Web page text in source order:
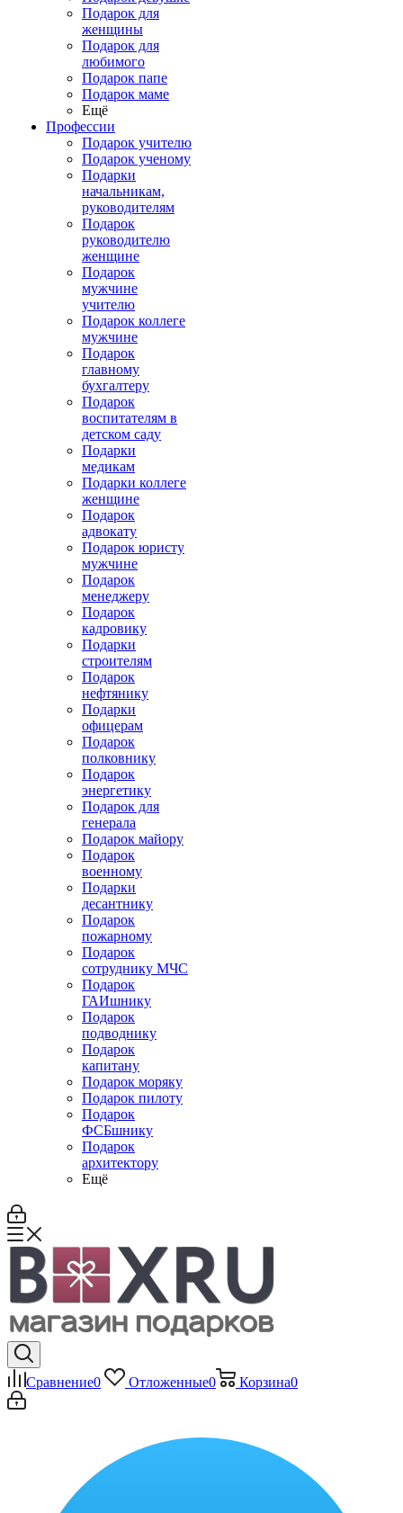
Подарок для
женщины
Подарок для
любимого
Подарок папе
Подарок маме
Ещё
Профессии
Подарок учителю
Подарок ученому
Подарки
начальникам,
руководителям
Подарок
руководителю
женщине
Подарок
мужчине
учителю
Подарок коллеге
мужчине
Подарок
главному
бухгалтеру
Подарок
воспитателям в
детском саду
Подарки
медикам
Подарки коллеге
женщине
Подарок
адвокату
Подарок юристу
мужчине
Подарок
менеджеру
Подарок
кадровику
Подарки
строителям
Подарок
нефтянику
Подарки
офицерам
Подарок
полковнику
Подарок
энергетику
Подарок для
генерала
Подарок майору
Подарок
военному
Подарки
десантнику
Подарок
пожарному
Подарок
сотруднику МЧС
Подарок
ГАИшнику
Подарок
подводнику
Подарок
капитану
Подарок моряку
Подарок пилоту
Подарок
ФСБшнику
Подарок
архитектору
Ещё
Сравнение0 Отложенные0 Корзина0